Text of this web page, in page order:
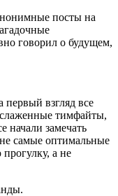
посты на
говорил о будущем,
первый взгляд все
тимфайты,
начали замечать
самые оптимальные
а не